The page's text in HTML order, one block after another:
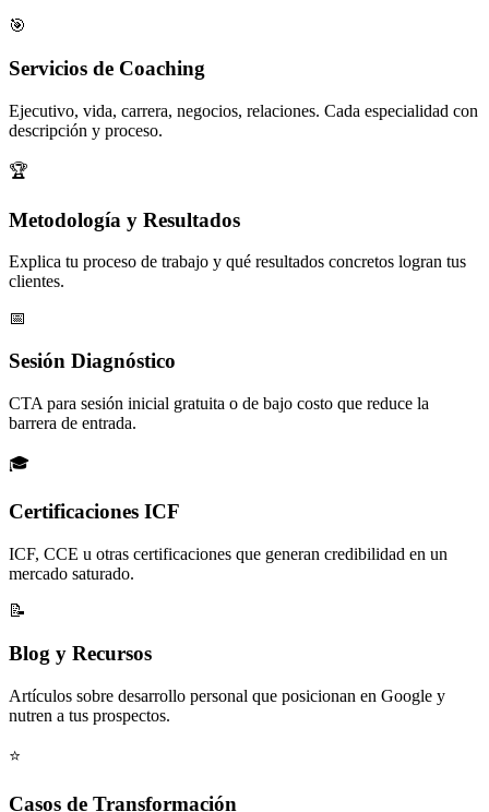
🎯
Servicios de Coaching
Ejecutivo, vida, carrera, negocios, relaciones. Cada especialidad con
descripción y proceso.
🏆
Metodología y Resultados
Explica tu proceso de trabajo y qué resultados concretos logran tus
clientes.
📅
Sesión Diagnóstico
CTA para sesión inicial gratuita o de bajo costo que reduce la
barrera de entrada.
🎓
Certificaciones ICF
ICF, CCE u otras certificaciones que generan credibilidad en un
mercado saturado.
📝
Blog y Recursos
Artículos sobre desarrollo personal que posicionan en Google y
nutren a tus prospectos.
⭐
Casos de Transformación